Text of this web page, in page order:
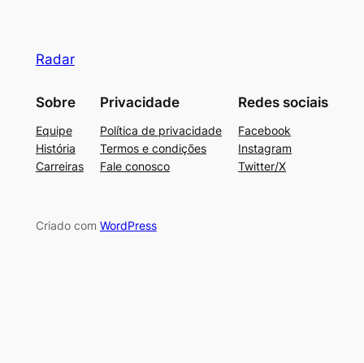
Radar
Sobre
Equipe
História
Carreiras
Privacidade
Política de privacidade
Termos e condições
Fale conosco
Redes sociais
Facebook
Instagram
Twitter/X
Criado com WordPress